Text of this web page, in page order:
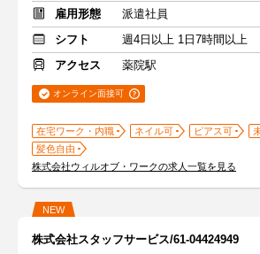
雇用形態
派遣社員
シフト
週4日以上 1日7時間以上
アクセス
薬院駅
オンライン面接可
在宅ワーク・内職 ネイル可 ピアス可
髪色自由
株式会社ウィルオブ・ワークの求人一覧を見る
NEW
株式会社スタッフサービス/61-04424949